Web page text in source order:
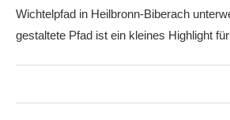
Wichtelpfad in Heilbronn-Biberach
gestaltete Pfad ist ein kleines Highlight